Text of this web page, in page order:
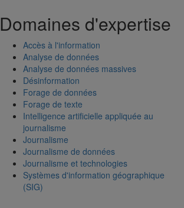
Domaines d'expertise
Accès à l'information
Analyse de données
Analyse de données massives
Désinformation
Forage de données
Forage de texte
Intelligence artificielle appliquée au
journalisme
Journalisme
Journalisme de données
Journalisme et technologies
Systèmes d'information géographique
(SIG)